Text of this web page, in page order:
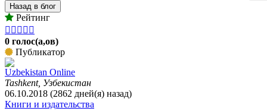
Назад в блог
Рейтинг
    
0 голос(а,ов)
Публикатор
Uzbekistan Online
Tashkent, Узбекистан
06.10.2018 (2862 дней(я) назад)
Книги и издательства